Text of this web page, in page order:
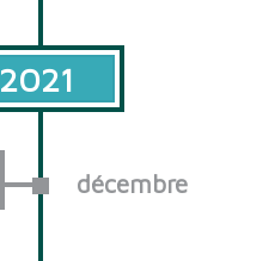
2021
décembre